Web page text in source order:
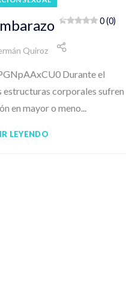
Blog 0 (0)
Quiroz
Durante el
estructuras corporales sufren
en mayor o meno...
LEYENDO